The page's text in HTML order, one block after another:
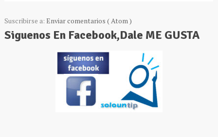
Suscribirse a: Enviar comentarios ( Atom )
Siguenos En Facebook,Dale ME GUSTA